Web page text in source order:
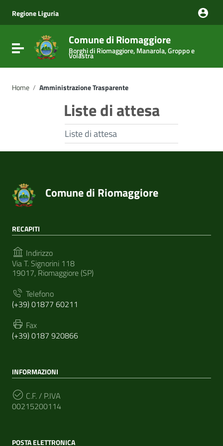
Vai al menu di navigazione
Vai al footer
Regione Liguria
Attiva / disattiva la navigazione
Comune di Riomaggiore
Borghi di Riomaggiore, Manarola, Groppo e
Volastra
Home / Amministrazione Trasparente
Liste di attesa
Liste di attesa
Comune di Riomaggiore
RECAPITI
Indirizzo
Via T. Signorini 118
19017, Riomaggiore (SP)
Telefono
(+39) 01877 60211
Fax
(+39) 0187 920866
INFORMAZIONI
C.F. / P.IVA
00215200114
POSTA ELETTRONICA